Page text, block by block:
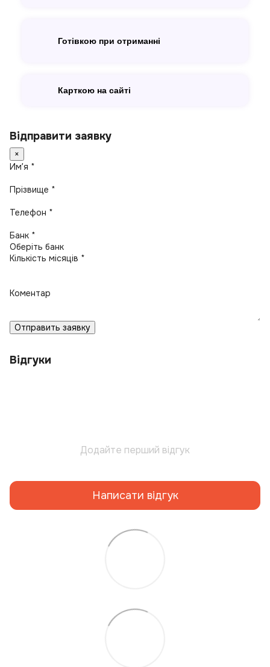
Готівкою при отриманні
Карткою на сайті
Відправити заявку
×
Имʼя *
Прізвище *
Телефон *
Банк *
Кількість місяців *
Коментар
Отправить заявку
Відгуки
Додайте перший відгук
Написати відгук